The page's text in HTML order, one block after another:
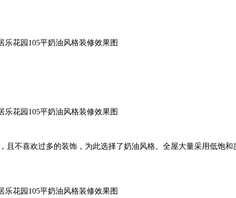
不喜欢过多的装饰，为此选择了奶油风格。全屋大量采用低饱